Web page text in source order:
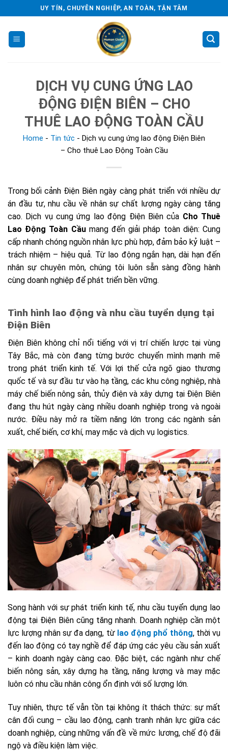
to
content
UY TÍN, CHUYÊN NGHIỆP, AN TOÀN, TẬN TÂM
DỊCH VỤ CUNG ỨNG LAO
ĐỘNG ĐIỆN BIÊN – CHO
THUÊ LAO ĐỘNG TOÀN CẦU
Home - Tin tức - Dịch vụ cung ứng lao động Điện Biên
– Cho thuê Lao Động Toàn Cầu
Trong bối cảnh Điện Biên ngày càng phát triển với nhiều dự
án đầu tư, nhu cầu về nhân sự chất lượng ngày càng tăng
cao. Dịch vụ cung ứng lao động Điện Biên của Cho Thuê
Lao Động Toàn Cầumang đến giải pháp toàn diện: Cung
cấp nhanh chóng nguồn nhân lực phù hợp, đảm bảo kỷ luật –
trách nhiệm – hiệu quả. Từ lao động ngắn hạn, dài hạn đến
nhân sự chuyên môn, chúng tôi luôn sẵn sàng đồng hành
cùng doanh nghiệp để phát triển bền vững.
Tình hình lao động và nhu cầu tuyển dụng tại
Điện Biên
Điện Biên không chỉ nổi tiếng với vị trí chiến lược tại vùng
Tây Bắc, mà còn đang từng bước chuyển mình mạnh mẽ
trong phát triển kinh tế. Với lợi thế cửa ngõ giao thương
quốc tế và sự đầu tư vào hạ tầng, các khu công nghiệp, nhà
máy chế biến nông sản, thủy điện và xây dựng tại Điện Biên
đang thu hút ngày càng nhiều doanh nghiệp trong và ngoài
nước. Điều này mở ra tiềm năng lớn trong các ngành sản
xuất, chế biến, cơ khí, may mặc và dịch vụ logistics.
Song hành với sự phát triển kinh tế, nhu cầu tuyển dụng lao
động tại Điện Biên cũng tăng nhanh. Doanh nghiệp cần một
lực lượng nhân sự đa dạng, từ lao động phổ thông, thời vụ
đến lao động có tay nghề để đáp ứng các yêu cầu sản xuất
– kinh doanh ngày càng cao. Đặc biệt, các ngành như chế
biến nông sản, xây dựng hạ tầng, năng lượng và may mặc
luôn có nhu cầu nhân công ổn định với số lượng lớn.
Tuy nhiên, thực tế vẫn tồn tại không ít thách thức: sự mất
cân đối cung – cầu lao động, cạnh tranh nhân lực giữa các
doanh nghiệp, cùng những vấn đề về mức lương, chế độ đãi
ngộ và điều kiện làm việc.